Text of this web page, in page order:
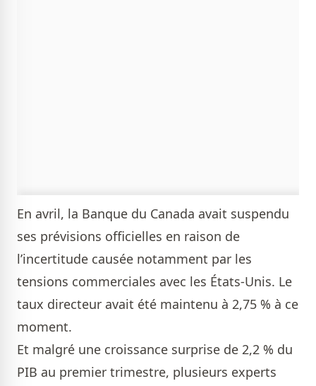
En avril, la Banque du Canada avait suspendu
ses prévisions officielles en raison de
l’incertitude causée notamment par les
tensions commerciales avec les États-Unis. Le
taux directeur avait été maintenu à 2,75 % à ce
moment.
Et malgré une croissance surprise de 2,2 % du
PIB au premier trimestre, plusieurs experts